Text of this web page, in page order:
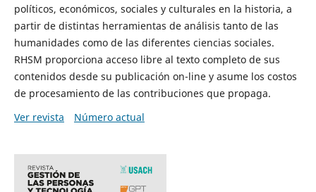
políticos, económicos, sociales y culturales en la historia, a
partir de distintas herramientas de análisis tanto de las
humanidades como de las diferentes ciencias sociales.
RHSM proporciona acceso libre al texto completo de sus
contenidos desde su publicación on-line y asume los costos
de procesamiento de las contribuciones que propaga.
Ver revista
Número actual